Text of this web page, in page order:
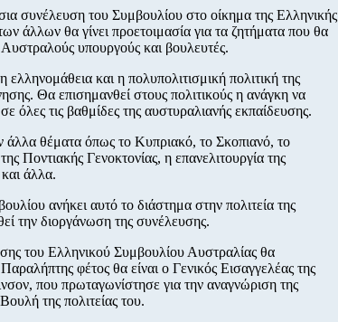
συνέλευση του Συμβουλίου στο οίκημα της Ελληνικής
άλλων θα γίνει προετοιμασία για τα ζητήματα που θα
Αυστραλούς υπουργούς και βουλευτές.
και η πολυπολιτισμική πολιτική της
Θα επισημανθεί στους πολιτικούς η ανάγκη να
όλες τις βαθμίδες της αυστυραλιανής εκπαίδευσης.
άλλα θέματα όπως το Κυπριακό, το Σκοπιανό, το
Ποντιακής Γενοκτονίας, η επανελιτουργία της
άλλα.
ανήκει αυτό το διάστημα στην πολιτεία της
την διοργάνωση της συνέλευσης.
του Ελληνικού Συμβουλίου Αυστραλίας θα
φέτος θα είναι ο Γενικός Εισαγγελέας της
που πρωταγωνίστησε για την αναγνώριση της
της πολιτείας του.